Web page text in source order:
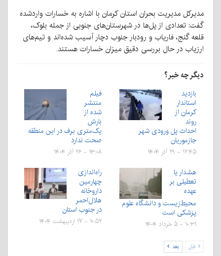
مدیرکل مدیریت بحران استان کرمان با اشاره به خسارات واردشده
گفت: تعدادی از پل‌ها در شهرستان‌های جنوبی از جمله بلوک،
قلعه گنج، فاریاب و رودبار جنوب دچار آسیب شده‌اند و تیم‌های
ارزیاب در حال بررسی دقیق میزان خسارات هستند.
دیگر چه خبر؟
بازدید
استاندار
کرمان از
روند
احداث پل ورودی شهر
جازموریان
۱۲:۴۵ - ۲۹ آذر ۱۴۰۴
فیلم
منتشر
شده از
بارش
یک‌متری برف در این منطقه‌
صحت ندارد
۱۳:۰۸ - ۲۶ آذر ۱۴۰۴
هشدار یا
تعطیلی بر
عهده
محیط‌زیست و دانشگاه علوم
پزشکی‌ است
۱۰:۳۱ - ۵ خرداد ۱۴۰۴
راه‌اندازی
چهارمین
داروخانه
هلال‌احمر
در جنوب استان
۱۰:۵۲ - ۱۷ اردیبهشت ۱۴۰۴
قبل بعد